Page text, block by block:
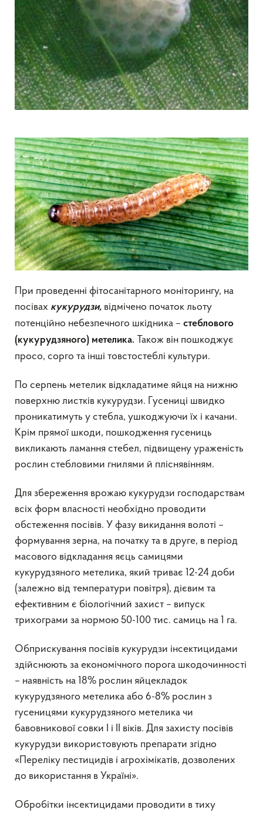
При проведенні фітосанітарного моніторингу, на
посівах кукурудзи, відмічено початок льоту
потенційно небезпечного шкідника – стеблового
(кукурудзяного) метелика. Також він пошкоджує
просо, сорго та інші товстостеблі культури.
По серпень метелик відкладатиме яйця на нижню
поверхню листків кукурудзи. Гусениці швидко
проникатимуть у стебла, ушкоджуючи їх і качани.
Крім прямої шкоди, пошкодження гусениць
викликають ламання стебел, підвищену ураженість
рослин стебловими гнилями й пліснявінням.
Для збереження врожаю кукурудзи господарствам
всіх форм власності необхідно проводити
обстеження посівів. У фазу викидання волоті –
формування зерна, на початку та в друге, в період
масового відкладання яєць самицями
кукурудзяного метелика, який триває 12-24 доби
(залежно від температури повітря), дієвим та
ефективним є біологічний захист – випуск
трихограми за нормою 50-100 тис. самиць на 1 га.
Обприскування посівів кукурудзи інсектицидами
здійснюють за економічного порога шкодочинності
– наявність на 18% рослин яйцекладок
кукурудзяного метелика або 6-8% рослин з
гусеницями кукурудзяного метелика чи
бавовникової совки I і II віків. Для захисту посівів
кукурудзи використовують препарати згідно
«Переліку пестицидів і агрохімікатів, дозволених
до використання в Україні».
Обробітки інсектицидами проводити в тиху